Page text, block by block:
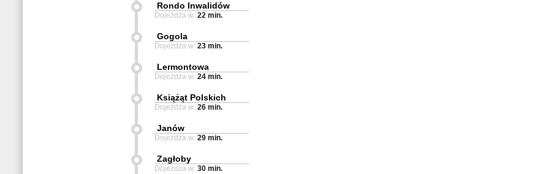
Rondo Inwalidów
Dojeżdża w: 22 min.
Gogola
Dojeżdża w: 23 min.
Lermontowa
Dojeżdża w: 24 min.
Książąt Polskich
Dojeżdża w: 26 min.
Janów
Dojeżdża w: 29 min.
Zagłoby
Dojeżdża w: 30 min.